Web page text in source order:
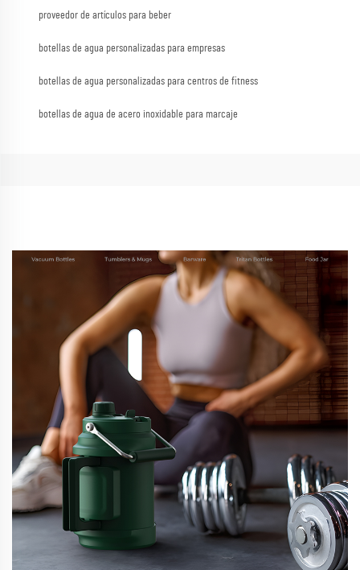
proveedor de artículos para beber
botellas de agua personalizadas para empresas
botellas de agua personalizadas para centros de fitness
botellas de agua de acero inoxidable para marcaje